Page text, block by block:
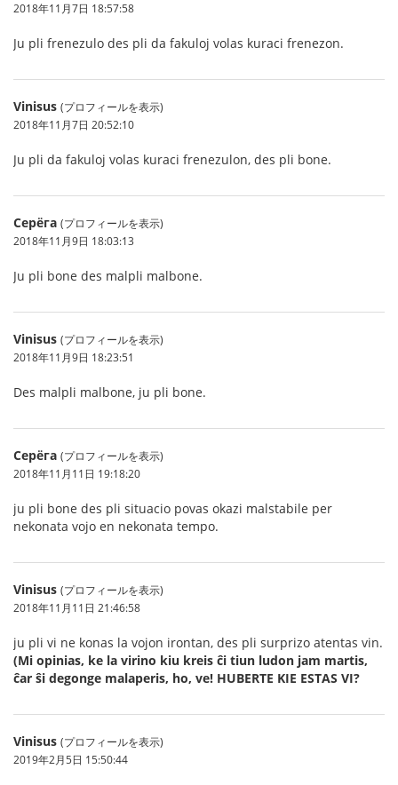
2018年11月7日 18:57:58
Ju pli frenezulo des pli da fakuloj volas kuraci frenezon.
Vinisus (プロフィールを表示)
2018年11月7日 20:52:10
Ju pli da fakuloj volas kuraci frenezulon, des pli bone.
Серёга (プロフィールを表示)
2018年11月9日 18:03:13
Ju pli bone des malpli malbone.
Vinisus (プロフィールを表示)
2018年11月9日 18:23:51
Des malpli malbone, ju pli bone.
Серёга (プロフィールを表示)
2018年11月11日 19:18:20
ju pli bone des pli situacio povas okazi malstabile per
nekonata vojo en nekonata tempo.
Vinisus (プロフィールを表示)
2018年11月11日 21:46:58
ju pli vi ne konas la vojon irontan, des pli surprizo atentas vin.
(Mi opinias, ke la virino kiu kreis ĉi tiun ludon jam martis,
ĉar ŝi degonge malaperis, ho, ve! HUBERTE KIE ESTAS VI?
Vinisus (プロフィールを表示)
2019年2月5日 15:50:44